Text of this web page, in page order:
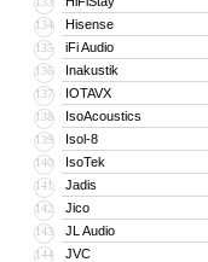
134 Hisense
135 iFi Audio
136 Inakustik
137 IOTAVX
138 IsoAcoustics
139 Isol-8
140 IsoTek
141 Jadis
142 Jico
143 JL Audio
144 JVC